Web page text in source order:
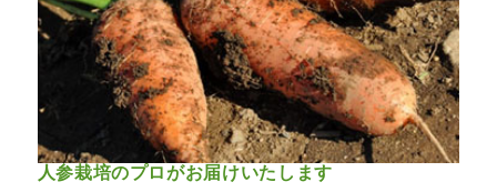
人参栽培のプロがお届けいたします